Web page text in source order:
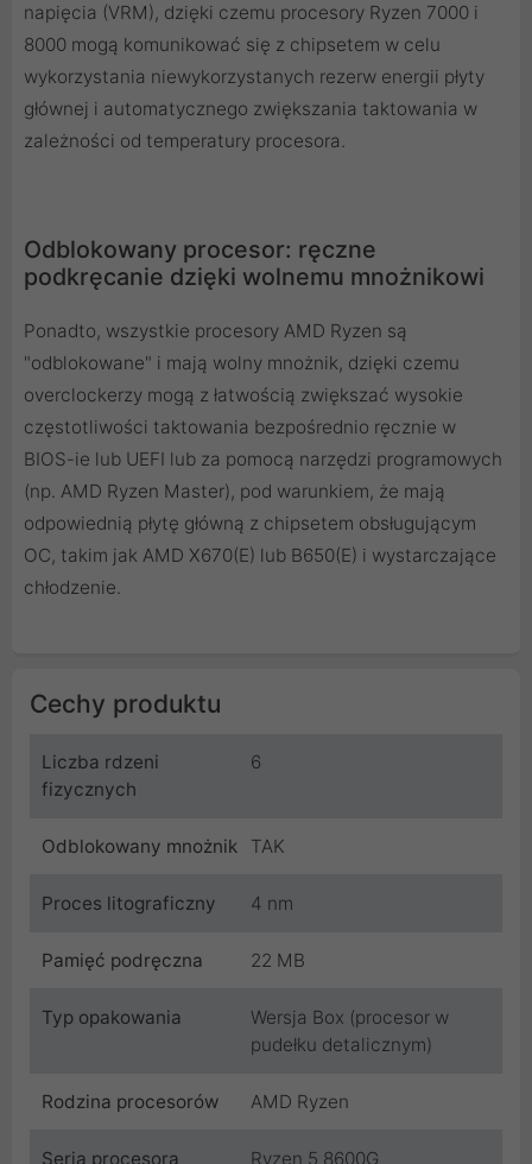
napięcia (VRM), dzięki czemu procesory Ryzen 7000 i
8000 mogą komunikować się z chipsetem w celu
wykorzystania niewykorzystanych rezerw energii płyty
głównej i automatycznego zwiększania taktowania w
zależności od temperatury procesora.
Odblokowany procesor: ręczne
podkręcanie dzięki wolnemu mnożnikowi
Ponadto, wszystkie procesory AMD Ryzen są
"odblokowane" i mają wolny mnożnik, dzięki czemu
overclockerzy mogą z łatwością zwiększać wysokie
częstotliwości taktowania bezpośrednio ręcznie w
BIOS-ie lub UEFI lub za pomocą narzędzi programowych
(np. AMD Ryzen Master), pod warunkiem, że mają
odpowiednią płytę główną z chipsetem obsługującym
OC, takim jak AMD X670(E) lub B650(E) i wystarczające
chłodzenie.
Cechy produktu
Liczba rdzeni
fizycznych
6
Odblokowany mnożnik TAK
Proces litograficzny 4 nm
Pamięć podręczna 22 MB
Typ opakowania
Wersja Box (procesor w
pudełku detalicznym)
Rodzina procesorów AMD Ryzen
Seria procesora Ryzen 5 8600G